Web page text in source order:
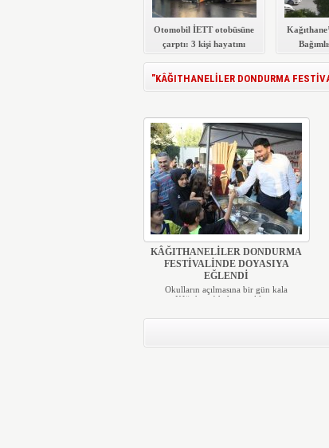
Otomobil İETT otobüsüne
çarptı: 3 kişi hayatını
"KÂĞITHANELİLER DONDURMA
KÂĞITHANELİLER DONDURMA
FESTİVALİNDE DOYASIYA
EĞLENDİ
Okulların açılmasına bir gün kala
Kâğıthane’de hem veliler ...